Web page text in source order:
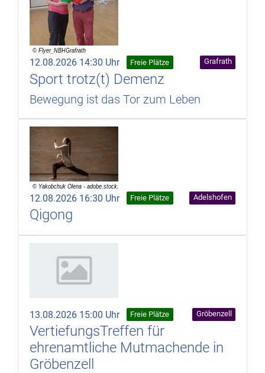
12.08.2026 14:30 Uhr Freie Plätze Grafrath
Sport trotz(t) Demenz
Bewegung ist das Tor zum Leben
12.08.2026 16:30 Uhr Freie Plätze Adelshofen
Qigong
13.08.2026 15:00 Uhr Freie Plätze Gröbenzell
VertiefungsTreffen für
ehrenamtliche Mutmachende in
Gröbenzell